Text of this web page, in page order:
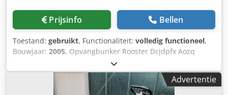
Prijsinfo Bellen
Toestand: gebruikt, Functionaliteit: volledig functioneel,
Bouwjaar: 2005, Opvangbunker Rooster Dcjdpfx Aozq
Szreh Rsk Afvoersysteem Transportband, 12 m, met
bandbreedte 650 mm.
Advertentie